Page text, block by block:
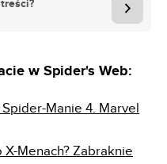
w Spider's Web:
Manie 4. Marvel
Menach? Zabraknie